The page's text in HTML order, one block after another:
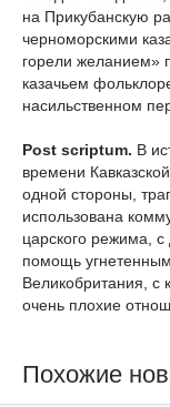
на Прикубанскую
черноморскими
горели желанием»
казачьем
насильственном
Post scriptum. В
времени
одной стороны,
использована
царского режима, с
помощь
Великобритания, с
очень плохие
Похожие